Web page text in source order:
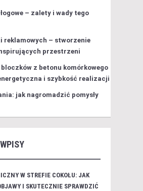
– zalety i wady tego
reklamowych – stworzenie
przestrzeni
bloczków z betonu komórkowego
i szybkość realizacji
jak nagromadzić pomysły
W STREFIE COKOŁU: JAK
I SKUTECZNIE SPRAWDZIĆ